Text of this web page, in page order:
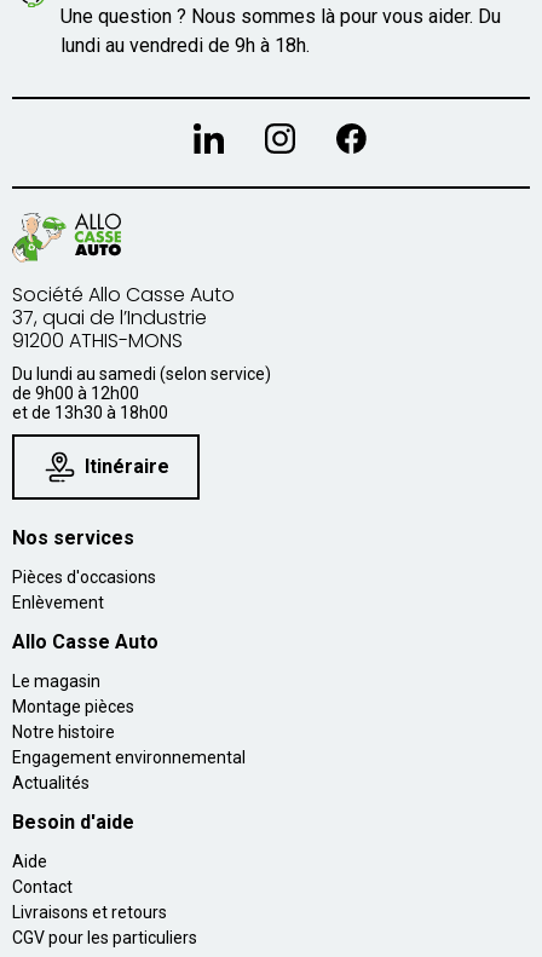
Une question ? Nous sommes là pour vous aider. Du
lundi au vendredi de 9h à 18h.
Société Allo Casse Auto
37, quai de l’Industrie
91200 ATHIS-MONS
Du lundi au samedi (selon service)
de 9h00 à 12h00
et de 13h30 à 18h00
Itinéraire
Nos services
Pièces d'occasions
Enlèvement
Allo Casse Auto
Le magasin
Montage pièces
Notre histoire
Engagement environnemental
Actualités
Besoin d'aide
Aide
Contact
Livraisons et retours
CGV pour les particuliers